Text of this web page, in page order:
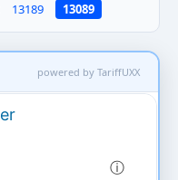
13189 13089
powered by TariffUXX